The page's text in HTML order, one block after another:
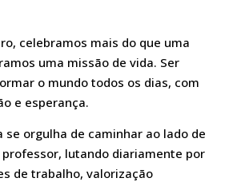
celebramos mais do que uma
uma missão de vida. Ser
o mundo todos os dias, com
e esperança.
se orgulha de caminhar ao lado de
lutando diariamente por
de trabalho, valorização